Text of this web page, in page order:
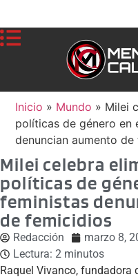
Inicio » Mundo » Milei
políticas de género en
denuncian aumento
Milei celebra
políticas de
feministas
de femicidios
Redacción marzo 8,
Lectura: 2 minutos
Raquel Vivanco, fundadora